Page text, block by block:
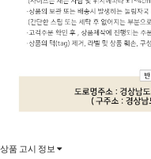
상품 고시 정보